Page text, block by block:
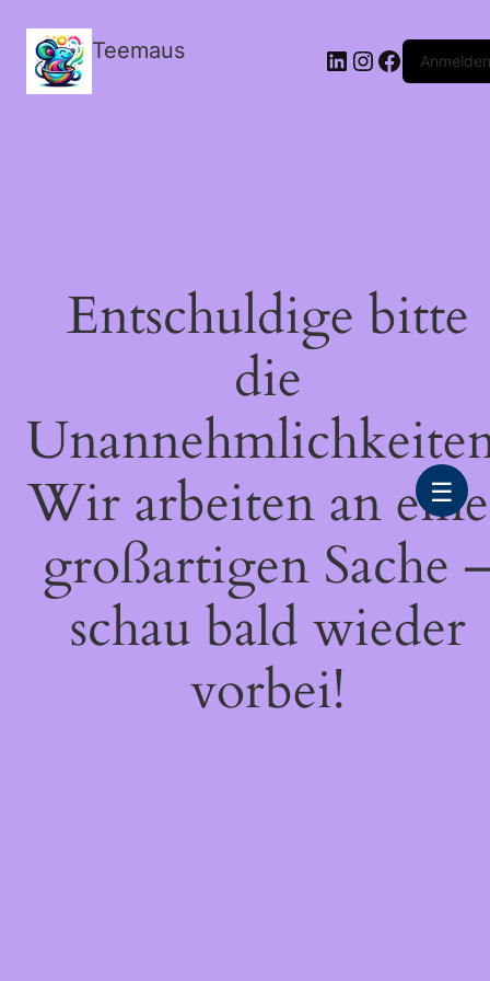
Teemaus LinkedIn
Instagram
FacebookAnmelden
Entschuldige bitte
die
Wir arbeiten an
großartigen Sache
schau bald wieder
vorbei!
☰